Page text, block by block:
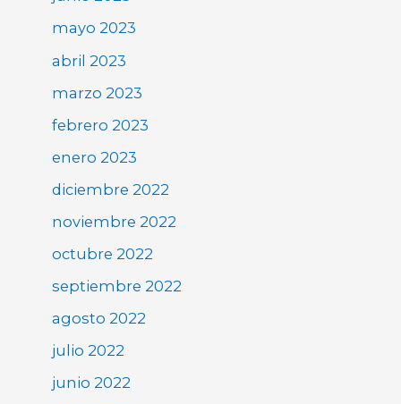
mayo 2023
abril 2023
marzo 2023
febrero 2023
enero 2023
diciembre 2022
noviembre 2022
octubre 2022
septiembre 2022
agosto 2022
julio 2022
junio 2022